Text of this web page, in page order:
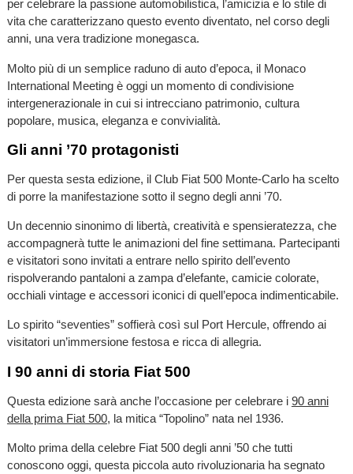
per celebrare la passione automobilistica, l’amicizia e lo stile di
vita che caratterizzano questo evento diventato, nel corso degli
anni, una vera tradizione monegasca.
Molto più di un semplice raduno di auto d’epoca, il Monaco
International Meeting è oggi un momento di condivisione
intergenerazionale in cui si intrecciano patrimonio, cultura
popolare, musica, eleganza e convivialità.
Gli anni ’70 protagonisti
Per questa sesta edizione, il Club Fiat 500 Monte-Carlo ha scelto
di porre la manifestazione sotto il segno degli anni ’70.
Un decennio sinonimo di libertà, creatività e spensieratezza, che
accompagnerà tutte le animazioni del fine settimana. Partecipanti
e visitatori sono invitati a entrare nello spirito dell’evento
rispolverando pantaloni a zampa d’elefante, camicie colorate,
occhiali vintage e accessori iconici di quell’epoca indimenticabile.
Lo spirito “seventies” soffierà così sul Port Hercule, offrendo ai
visitatori un’immersione festosa e ricca di allegria.
I 90 anni di storia Fiat 500
Questa edizione sarà anche l’occasione per celebrare i 90 anni
della prima Fiat 500, la mitica “Topolino” nata nel 1936.
Molto prima della celebre Fiat 500 degli anni ’50 che tutti
conoscono oggi, questa piccola auto rivoluzionaria ha segnato